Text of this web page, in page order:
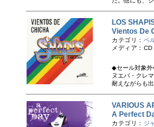
LOS
Vientos De
カテゴリ： ペ
メディア：CD
◆セール対象外
ヌエバ・クレ
耐えながらも
VARIOUS
A Perfect
カテゴリ： ジ